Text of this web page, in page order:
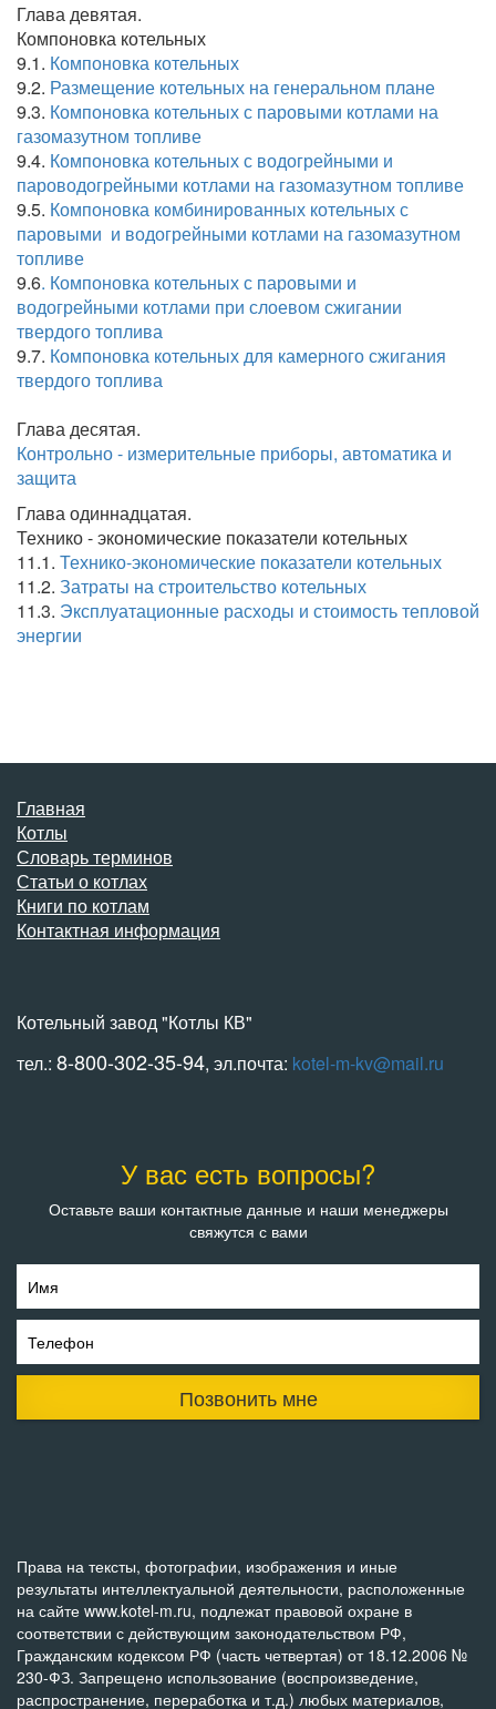
Глава девятая.
Компоновка котельных
9.1. Компоновка котельных
9.2. Размещение котельных на генеральном плане
9.3. Компоновка котельных с паровыми котлами на
газомазутном топливе
9.4. Компоновка котельных с водогрейными и
пароводогрейными котлами на газомазутном топливе
9.5. Компоновка комбинированных котельных с
паровыми и водогрейными котлами на газомазутном
топливе
9.6. Компоновка котельных с паровыми и
водогрейными котлами при слоевом сжигании
твердого топлива
9.7. Компоновка котельных для камерного сжигания
твердого топлива
Глава десятая.
Контрольно - измерительные приборы, автоматика и
защита
Глава одиннадцатая.
Технико - экономические показатели котельных
11.1. Технико-экономические показатели котельных
11.2. Затраты на строительство котельных
11.3. Эксплуатационные расходы и стоимость тепловой
энергии
Главная
Котлы
Словарь терминов
Статьи о котлах
Книги по котлам
Контактная информация
Котельный завод "Котлы КВ"
тел.: 8-800-302-35-94, эл.почта: kotel-m-kv@mail.ru
У вас есть вопросы?
Оставьте ваши контактные данные и наши менеджеры
свяжутся с вами
Имя
Телефон
Позвонить мне
Права на тексты, фотографии, изображения и иные
результаты интеллектуальной деятельности, расположенные
на сайте www.kotel-m.ru, подлежат правовой охране в
соответствии с действующим законодательством РФ,
Гражданским кодексом РФ (часть четвертая) от 18.12.2006 №
230-ФЗ. Запрещено использование (воспроизведение,
распространение, переработка и т.д.) любых материалов,